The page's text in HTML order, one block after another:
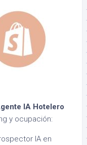
IA Hotelero
y ocupación:
IA en